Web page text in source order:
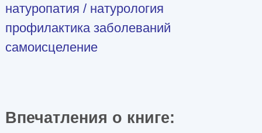
натуропатия / натурология
профилактика заболеваний
самоисцеление
Впечатления о книге: